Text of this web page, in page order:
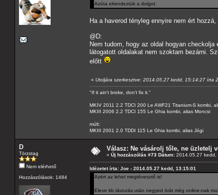
Azóta elrendeztük a dolgot.
Ha a haverod tényleg ennyire nem ért
@D:
Nem tudom, hogy az oldal hogyan
látogatott oldalakat nem szoktam bezárni.
előtt
« Utoljára szerkesztve: 2014.05.27 kedd, 15:14:27 írta
"If it ain't broke, don't fix it."
MKIV 2011 2.2 TDCI 200 Le AWF21 Titanium-S kombi,
MKIII 2006 2.2 TDCI 155 Le Ghia kombi, alias Moncsi
múlt:
MKIII 2001 2.0 TDDI 115 Le Ghia kombi, alias Jógi
D
Törzstag
Nem elérhető
Hozzászólások: 1484
Válasz: Ne vásárolj tőle, ne üzletelj
« Új hozzászólás #73 Dátum: 2014.05.27 kedd,
Idézetet írta: Joe - 2014.05.27 kedd, 13:15:01
Azért az lehet megtévesztő is!
Eleve kb távozás után negyed órát még online-nak